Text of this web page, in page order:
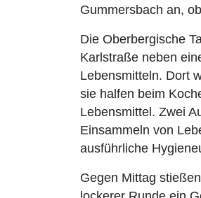
Gummersbach an,
Die Oberbergische
Karlstraße neben
Lebensmitteln. Dort
sie halfen beim
Lebensmittel. Zwei
Einsammeln von
ausführliche
Gegen Mittag